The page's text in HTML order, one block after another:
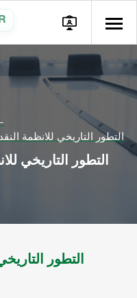
التطور التاريخي للانظمة
التطور التاريخي
التطور